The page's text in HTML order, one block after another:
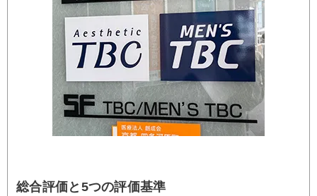
総合評価と5つの評価基準